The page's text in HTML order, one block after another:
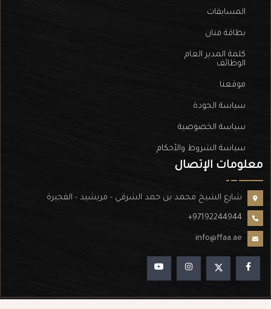
المسابقات
بطاقة فنان
كلمة المدير العام
الوظائف
موقعنا
سياسة الجودة
سياسة الخصوصية
سياسة الشروط والأحكام
معلومات الإتصال
شارع الشيخ محمد بن حمد الشرقي - مريشيد - الفجيرة
+97192244944
info@ffaa.ae